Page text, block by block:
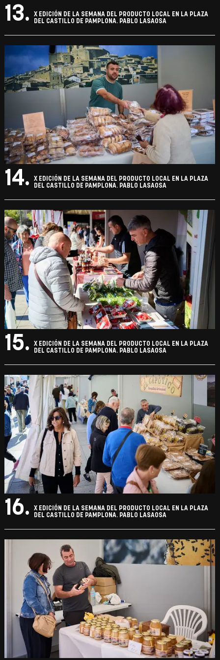
13.
X EDICIÓN DE LA SEMANA DEL PRODUCTO LOCAL EN LA PLAZA
DEL CASTILLO DE PAMPLONA. PABLO LASAOSA
14.
X EDICIÓN DE LA SEMANA DEL PRODUCTO LOCAL EN LA PLAZA
DEL CASTILLO DE PAMPLONA. PABLO LASAOSA
15.
X EDICIÓN DE LA SEMANA DEL PRODUCTO LOCAL EN LA PLAZA
DEL CASTILLO DE PAMPLONA. PABLO LASAOSA
16.
X EDICIÓN DE LA SEMANA DEL PRODUCTO LOCAL EN LA PLAZA
DEL CASTILLO DE PAMPLONA. PABLO LASAOSA